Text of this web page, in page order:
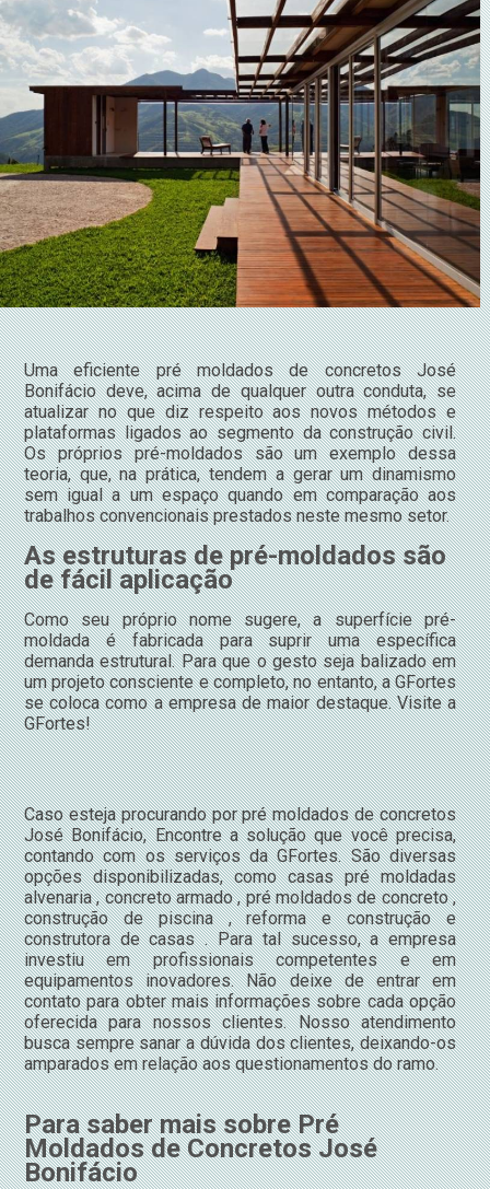
Uma eficiente pré moldados de concretos José
Bonifácio deve, acima de qualquer outra conduta, se
atualizar no que diz respeito aos novos métodos e
plataformas ligados ao segmento da construção civil.
Os próprios pré-moldados são um exemplo dessa
teoria, que, na prática, tendem a gerar um dinamismo
sem igual a um espaço quando em comparação aos
trabalhos convencionais prestados neste mesmo setor.
As estruturas de pré-moldados são
de fácil aplicação
Como seu próprio nome sugere, a superfície pré-
moldada é fabricada para suprir uma específica
demanda estrutural. Para que o gesto seja balizado em
um projeto consciente e completo, no entanto, a GFortes
se coloca como a empresa de maior destaque. Visite a
GFortes!
Caso esteja procurando por pré moldados de concretos
José Bonifácio, Encontre a solução que você precisa,
contando com os serviços da GFortes. São diversas
opções disponibilizadas, como casas pré moldadas
alvenaria , concreto armado , pré moldados de concreto ,
construção de piscina , reforma e construção e
construtora de casas . Para tal sucesso, a empresa
investiu em profissionais competentes e em
equipamentos inovadores. Não deixe de entrar em
contato para obter mais informações sobre cada opção
oferecida para nossos clientes. Nosso atendimento
busca sempre sanar a dúvida dos clientes, deixando-os
amparados em relação aos questionamentos do ramo.
Para saber mais sobre Pré
Moldados de Concretos José
Bonifácio